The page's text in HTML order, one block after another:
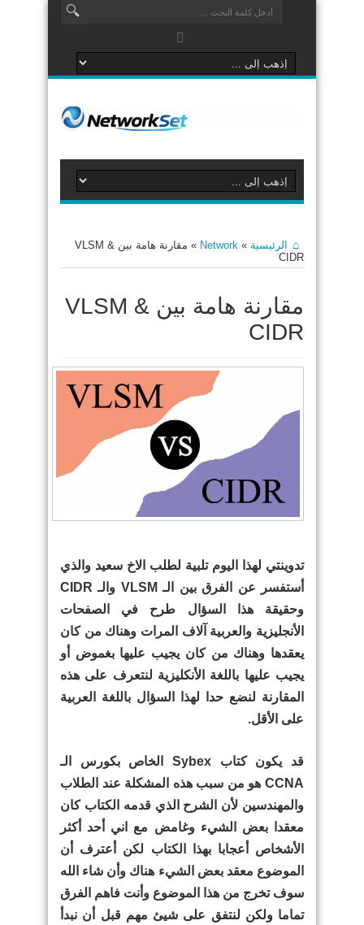
الرئيسية »
Network
»
مقارنة هامة بين VLSM &
CIDR
مقارنة هامة بين VLSM &
CIDR
تدوينتي لهذا اليوم تلبية لطلب الاخ سعيد والذي
أستفسر عن الفرق بين الـ VLSM والـ CIDR
وحقيقة هذا السؤال طرح في الصفحات
الأنجليزية والعربية آلاف المرات وهناك من كان
يعقدها وهناك من كان يجيب عليها بغموض أو
يجيب عليها باللغة الأنكليزية لنتعرف على هذه
المقارنة لنضع حدا لهذا السؤال باللغة العربية
على الأقل.
قد يكون كتاب Sybex الخاص بكورس الـ
CCNA هو من سبب هذه المشكلة عند الطلاب
والمهندسين لأن الشرح الذي قدمه الكتاب كان
معقدا بعض الشيء وغامض مع اني أحد أكثر
الأشخاص أعجابا بهذا الكتاب لكن أعترف أن
الموضوع معقد بعض الشيء هناك وأن شاء الله
سوف تخرج من هذا الموضوع وأنت فاهم الفرق
تماما ولكن لنتفق على شيئ مهم قبل أن نبدأ